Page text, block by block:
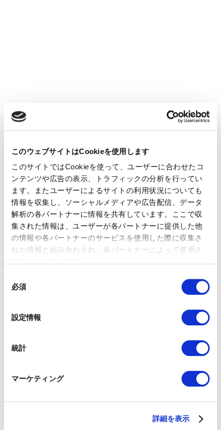
このウェブサイトはCookieを使用します
このサイトではCookieを使って、ユーザーに合わせたコ
ンテンツや広告の表示、トラフィックの分析を行ってい
ます。またユーザーによるサイトの利用状況についても
情報を収集し、ソーシャルメディアや広告配信、データ
解析の各パートナーに情報を共有しています。ここで収
集された情報は、ユーザーが各パートナーに提供した他
の情報や各パートナーのサービスを使用した際に収集さ
れた情報と組み合わされ、各パートナーによって使用さ
必須
設定情報
統計
マーケティング
詳細を表示